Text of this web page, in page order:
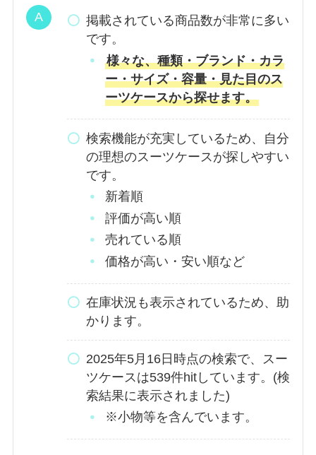
掲載されている商品数が非常に多い
です。
様々な、種類・ブランド・カラ
ー・サイズ・容量・見た目のス
ーツケースから探せます。
検索機能が充実しているため、自分
の理想のスーツケースが探しやすい
です。
新着順
評価が高い順
売れている順
価格が高い・安い順など
在庫状況も表示されているため、助
かります。
2025年5月16日時点の検索で、スー
ツケースは539件hitしています。(検
索結果に表示されました)
※小物等を含んでいます。